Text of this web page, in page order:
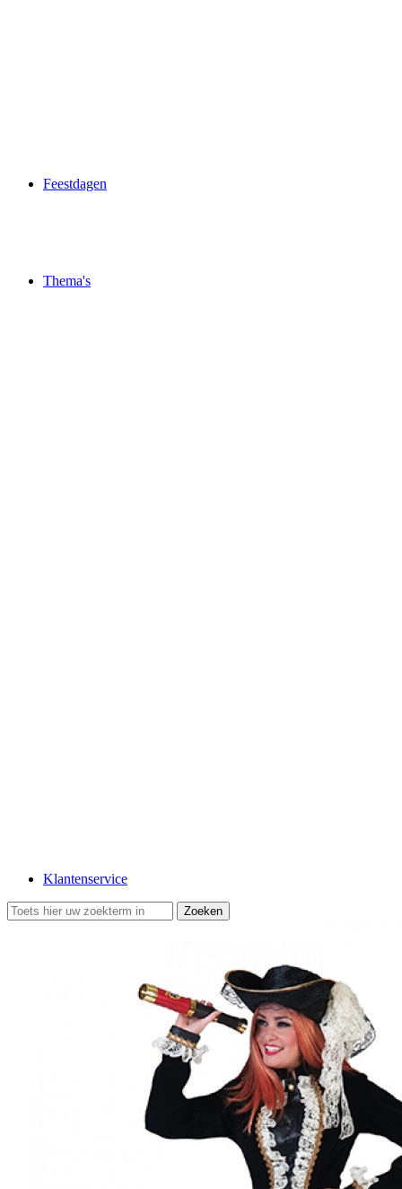
Feestdagen
Thema's
Klantenservice